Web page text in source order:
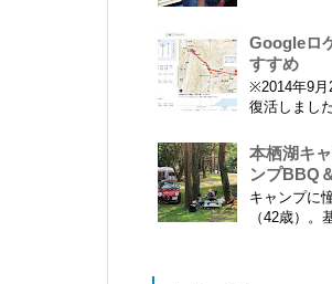
かしい…。 ※後日追記※ 無事合
格してまし
3名以内？
ました\( ˆoˆ )/ 文書の取り扱いや
Googleロ
すすめ
※2014年9月22
復活しまし
iPhone 6
カモノハシ
ション履歴
※2013年11月
こ...
本栖湖キ
ンプBBQ
キャンプに
（42歳）。